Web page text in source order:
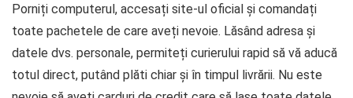
Porniți computerul, accesați site-ul oficial și comandați
toate pachetele de care aveți nevoie. Lăsând adresa și
datele dvs. personale, permiteți curierului rapid să vă aducă
totul direct, putând plăti chiar și în timpul livrării. Nu este